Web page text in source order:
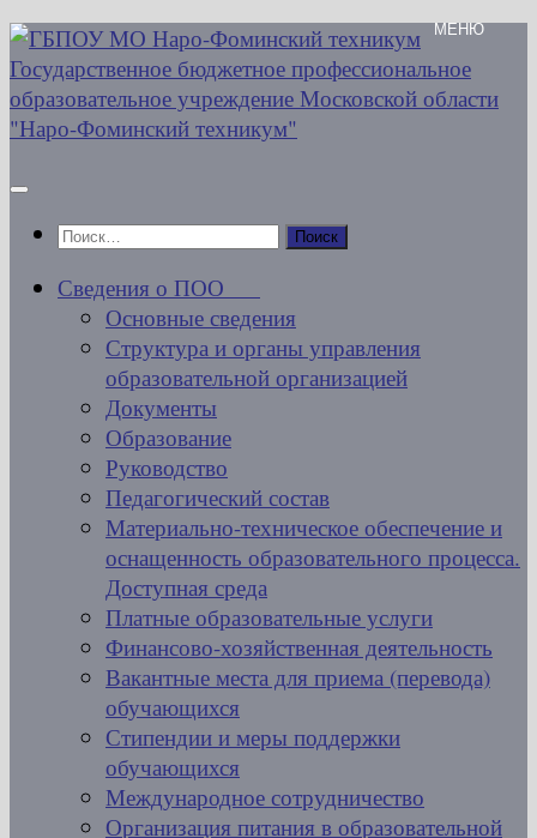
Перейти
к
содержимому
Найти:
Сведения о ПОО
Основные сведения
Структура и органы управления
образовательной организацией
Документы
Образование
Руководство
Педагогический состав
Материально-техническое обеспечение и
оснащенность образовательного процесса.
Доступная среда
Платные образовательные услуги
Финансово-хозяйственная деятельность
Вакантные места для приема (перевода)
обучающихся
Стипендии и меры поддержки
обучающихся
Международное сотрудничество
Организация питания в образовательной